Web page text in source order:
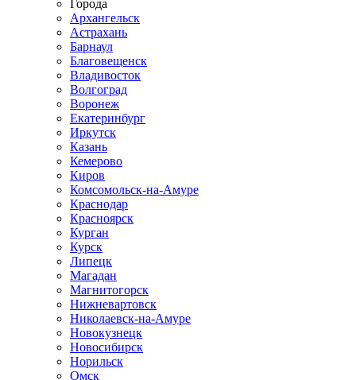
Города
Архангельск
Астрахань
Барнаул
Благовещенск
Владивосток
Волгоград
Воронеж
Екатеринбург
Иркутск
Казань
Кемерово
Киров
Комсомольск-на-Амуре
Краснодар
Красноярск
Курган
Курск
Липецк
Магадан
Магнитогорск
Нижневартовск
Николаевск-на-Амуре
Новокузнецк
Новосибирск
Норильск
Омск